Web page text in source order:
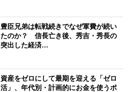
豊臣兄弟は転戦続きでなぜ軍費が続い
たのか？ 信長亡き後、秀吉・秀長の
突出した経済…
資産をゼロにして最期を迎える「ゼロ
活」、年代別・計画的にお金を使うポ